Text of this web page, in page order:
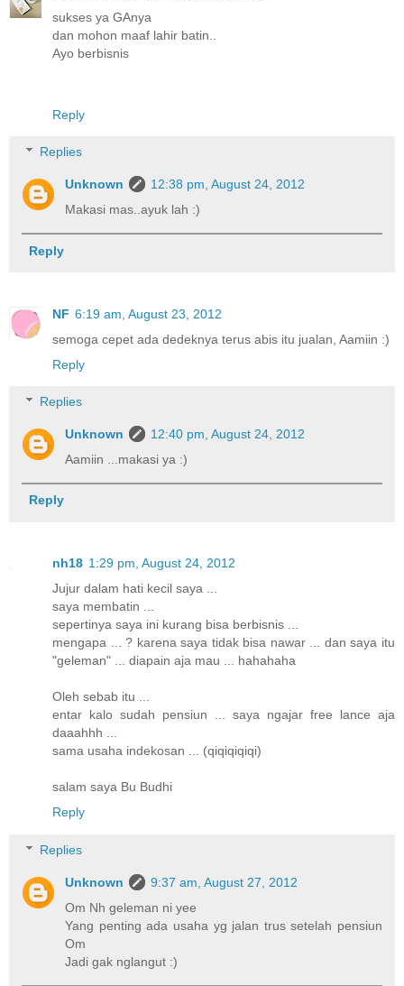
sukses ya GAnya
dan mohon maaf lahir batin..
Ayo berbisnis
Reply
Replies
Unknown
12:38 pm, August 24, 2012
Makasi mas..ayuk lah :)
Reply
NF 6:19 am, August 23, 2012
semoga cepet ada dedeknya terus abis itu jualan, Aamiin :)
Reply
Replies
Unknown
12:40 pm, August 24, 2012
Aamiin ...makasi ya :)
Reply
nh18 1:29 pm, August 24, 2012
Jujur dalam hati kecil saya ...
saya membatin ...
sepertinya saya ini kurang bisa berbisnis ...
mengapa ... ? karena saya tidak bisa nawar ... dan saya itu
"geleman" ... diapain aja mau ... hahahaha
Oleh sebab itu ...
entar kalo sudah pensiun ... saya ngajar free lance aja
daaahhh ...
sama usaha indekosan ... (qiqiqiqiqi)
salam saya Bu Budhi
Reply
Replies
Unknown
9:37 am, August 27, 2012
Om Nh geleman ni yee
Yang penting ada usaha yg jalan trus setelah pensiun
Om
Jadi gak nglangut :)